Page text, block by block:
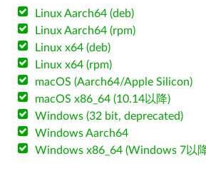
Linux Aarch64 (deb)
Linux Aarch64 (rpm)
Linux x64 (deb)
Linux x64 (rpm)
macOS (Aarch64/Apple Silicon)
macOS x86_64 (10.14以降)
Windows (32 bit, deprecated)
Windows Aarch64
Windows x86_64 (Windows 7以